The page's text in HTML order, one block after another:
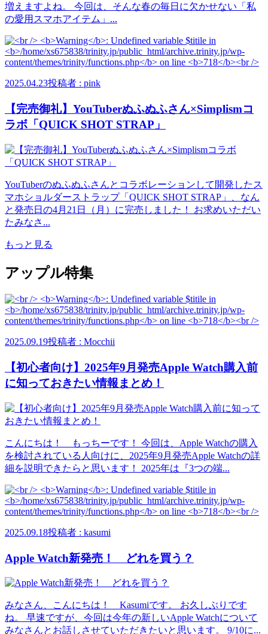
増えますよね。 今回は、そんな春の毎日に欠かせない「私
の愛用スマホアイテム」...
2025.04.23投稿者 : pink
【完売御礼】YouTuberぬふぬふさん×Simplismコ
ラボ「QUICK SHOT STRAP」
YouTuberのぬふぬふさんとコラボレーションして開発したス
マホショルダーストラップ「QUICK SHOT STRAP」、なん
と発売日の4月21日（月）に完売しました！ お求めいただい
たみなさ...
もっと見る
アップル特集
2025.09.19投稿者 : Mocchii
【初心者向け】2025年9月発売Apple Watch購入前
に知っておきたい情報まとめ！
こんにちは！ もっちーです！ 今回は、Apple Watchの購入
を検討されている人向けに、2025年9月発売Apple Watchの詳
細を説明できたらと思います！ 2025年は『3つの端...
2025.09.18投稿者 : kasumi
Apple Watch新発売！ どれを買う？
みなさん、こんにちは！ Kasumiです。 お久しぶりです
ね。 早速ですが、今回は今年の新しいApple Watchについて
みなさんとお話しさせていただきたいと思います。 9/10に...